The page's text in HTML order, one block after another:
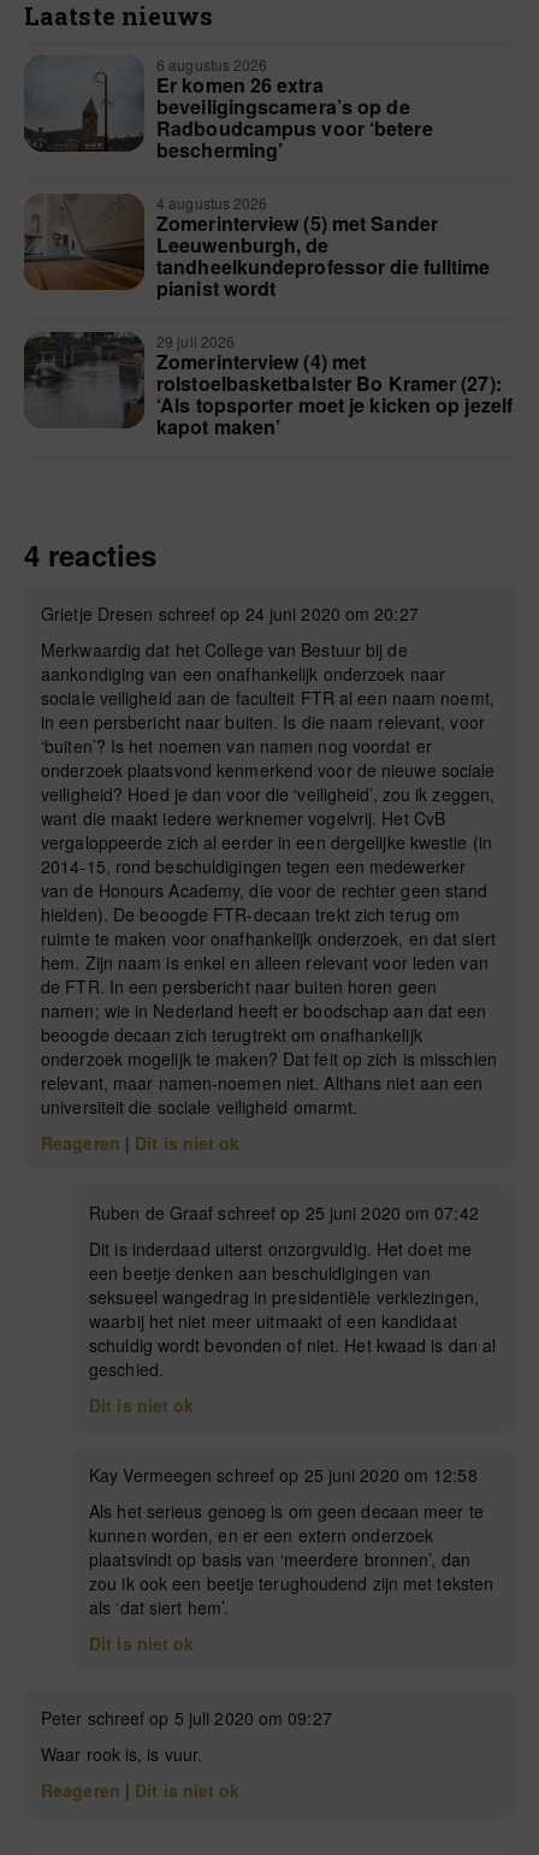
Laatste nieuws
6 augustus 2026
Er komen 26 extra
beveiligingscamera’s op de
Radboudcampus voor ‘betere
bescherming’
4 augustus 2026
Zomerinterview (5) met Sander
Leeuwenburgh, de
tandheelkundeprofessor die fulltime
pianist wordt
29 juli 2026
Zomerinterview (4) met
rolstoelbasketbalster Bo Kramer (27):
‘Als topsporter moet je kicken op jezelf
kapot maken’
4 reacties
Grietje Dresen schreef op 24 juni 2020 om 20:27
Merkwaardig dat het College van Bestuur bij de
aankondiging van een onafhankelijk onderzoek naar
sociale veiligheid aan de faculteit FTR al een naam noemt,
in een persbericht naar buiten. Is die naam relevant, voor
‘buiten’? Is het noemen van namen nog voordat er
onderzoek plaatsvond kenmerkend voor de nieuwe sociale
veiligheid? Hoed je dan voor die ‘veiligheid’, zou ik zeggen,
want die maakt iedere werknemer vogelvrij. Het CvB
vergaloppeerde zich al eerder in een dergelijke kwestie (in
2014-15, rond beschuldigingen tegen een medewerker
van de Honours Academy, die voor de rechter geen stand
hielden). De beoogde FTR-decaan trekt zich terug om
ruimte te maken voor onafhankelijk onderzoek, en dat siert
hem. Zijn naam is enkel en alleen relevant voor leden van
de FTR. In een persbericht naar buiten horen geen
namen; wie in Nederland heeft er boodschap aan dat een
beoogde decaan zich terugtrekt om onafhankelijk
onderzoek mogelijk te maken? Dat feit op zich is misschien
relevant, maar namen-noemen niet. Althans niet aan een
universiteit die sociale veiligheid omarmt.
Reageren | Dit is niet ok
Ruben de Graaf schreef op 25 juni 2020 om 07:42
Dit is inderdaad uiterst onzorgvuldig. Het doet me
een beetje denken aan beschuldigingen van
seksueel wangedrag in presidentiële verkiezingen,
waarbij het niet meer uitmaakt of een kandidaat
schuldig wordt bevonden of niet. Het kwaad is dan al
geschied.
Dit is niet ok
Kay Vermeegen schreef op 25 juni 2020 om 12:58
Als het serieus genoeg is om geen decaan meer te
kunnen worden, en er een extern onderzoek
plaatsvindt op basis van ‘meerdere bronnen’, dan
zou ik ook een beetje terughoudend zijn met teksten
als ‘dat siert hem’.
Dit is niet ok
Peter schreef op 5 juli 2020 om 09:27
Waar rook is, is vuur.
Reageren | Dit is niet ok